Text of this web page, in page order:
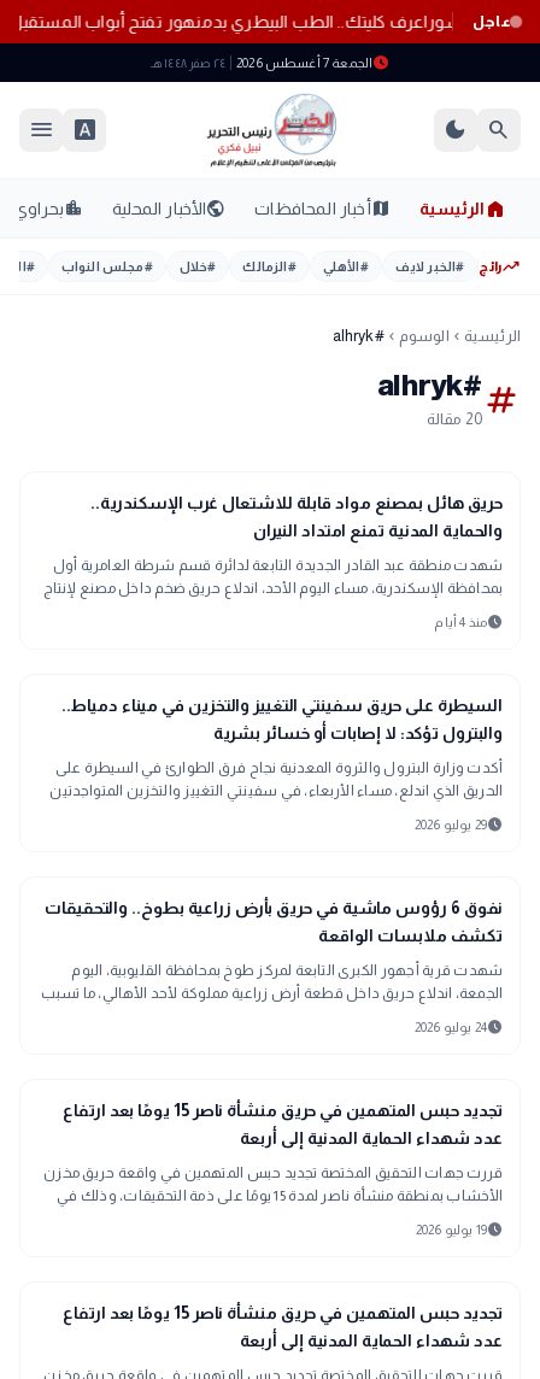
عاجل
إمام عاشوراعرف كليتك.. الطب البيطري بدمنهور تفتح أبواب
scheduleالجمعة 7 أغسطس 2026 ٢٤ صفر ١٤٤٨ هـ
search
dark_mode
font_download
menu
home الرئيسية mapأخبار المحافظات publicالأخبار المحلية location_cityبحراوي
trending_upرائج #الخبر لايف #الأهلي #الزمالك #خلال #مجلس النواب #
الرئيسية chevron_left الوسوم chevron_left
#alhryk
tag
#alhryk
20 مقالة
gavel
حوادث ومحاكم
حريق هائل بمصنع مواد قابلة للاشتعال غرب الإسكندرية..
والحماية المدنية تمنع امتداد النيران
شهدت منطقة عبد القادر الجديدة التابعة لدائرة قسم شرطة العامرية أول
بمحافظة الإسكندرية، مساء اليوم الأحد، اندلاع حريق ضخم داخل مصنع لإنتاج
وتخزين مادة التنر، وهي من المواد سريعة الاشتعال، ما استدعى تحركًا
عاجلًا من قوات الحماية المدنية للتعامل مع الموقف والسيطرة على ألسنة
scheduleمنذ 4 أيام
bolt
عاجل
السيطرة على حريق سفينتي التغييز والتخزين في ميناء دمياط..
والبترول تؤكد: لا إصابات أو خسائر بشرية
أكدت وزارة البترول والثروة المعدنية نجاح فرق الطوارئ في السيطرة على
الحريق الذي اندلع، مساء الأربعاء، في سفينتي التغييز والتخزين المتواجدتين
داخل ميناء دمياط، مشيرة إلى أن الحادث انتهى دون تسجيل أي إصابات أو
خسائر بشرية، مع استمرار أعمال المتابعة الفنية للوقوف على أسباب
schedule29 يوليو 2026
gavel
حوادث ومحاكمنفوق 6 رؤوس ماشية في حريق بأرض زراعية بطوخ.. والتحقيقات
تكشف ملابسات الواقعة
شهدت قرية أجهور الكبرى التابعة لمركز طوخ بمحافظة القليوبية، اليوم
الجمعة، اندلاع حريق داخل قطعة أرض زراعية مملوكة لأحد الأهالي، ما تسبب
في خسائر كبيرة بالثروة الحيوانية والطيور، دون وقوع أي إصابات بين
المواطنين. وبدأت الجهات المختصة اتخاذ الإجراءات القانونية اللازمة لكشف
schedule24 يوليو 2026
gavel
حوادث ومحاكم
تجديد حبس المتهمين في حريق منشأة ناصر 15 يومًا بعد ارتفاع
عدد شهداء الحماية المدنية إلى أربعة
قررت جهات التحقيق المختصة تجديد حبس المتهمين في واقعة حريق مخزن
الأخشاب بمنطقة منشأة ناصر لمدة 15 يومًا على ذمة التحقيقات، وذلك في
إطار استكمال الإجراءات القانونية لكشف جميع ملابسات الحادث وتحديد
المسؤوليات.
schedule19 يوليو 2026
gavel
حوادث ومحاكم
تجديد حبس المتهمين في حريق منشأة ناصر 15 يومًا بعد ارتفاع
عدد شهداء الحماية المدنية إلى أربعة
قررت جهات التحقيق المختصة تجديد حبس المتهمين في واقعة حريق مخزن